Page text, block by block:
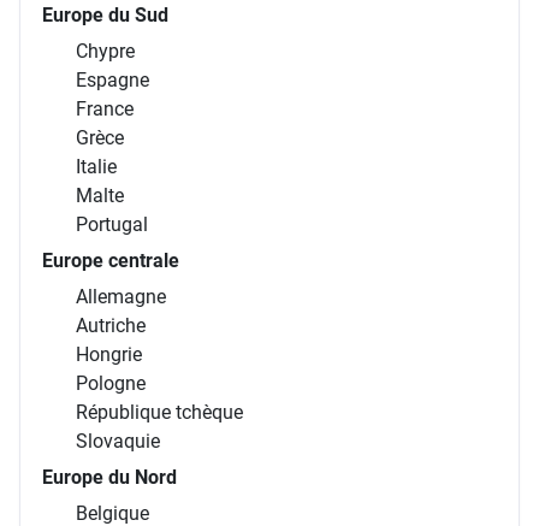
Europe du Sud
Chypre
Espagne
France
Grèce
Italie
Malte
Portugal
Europe centrale
Allemagne
Autriche
Hongrie
Pologne
République tchèque
Slovaquie
Europe du Nord
Belgique